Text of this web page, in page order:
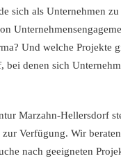
sich als Unternehmen zu
Und welche Projekte
bei denen sich
Marzahn-Hellersdorf
Verfügung. Wir
nach geeigneten